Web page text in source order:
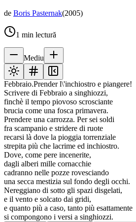
de Boris Pasternak(2005)
1 min lectură
Mediu
Febbraio.Prender l\'inchiostro e piangere!
Scrivere di Febbraio a singhiozzi,
finchè il tempo piovoso scrosciante
brucia come una fosca primavera.
Prendere una carrozza. Per sei soldi
fra scampanio e stridere di ruote
recarsi là dove la pioggia torrenziale
strepita più che lacrime ed inchiostro.
Dove, come pere incenerite,
dagli alberi mille cornacchie
cadranno nelle pozze rovesciando
una secca mestizia sul fondo degli occhi.
Nereggiano di sotto gli spazi disgelati,
e il vento e solcato dai gridi,
e quanto più a caso, tanto più esattamente
si compongono i versi a singhiozzi.